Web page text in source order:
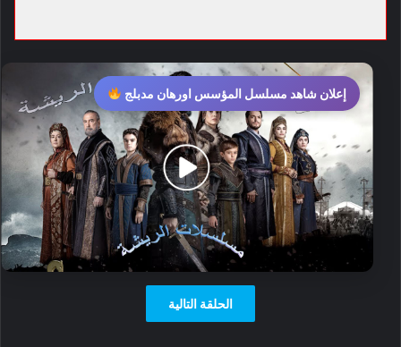
إعلان شاهد مسلسل المؤسس اورهان مدبلج
الحلقة التالية